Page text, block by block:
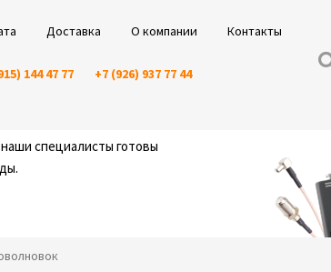
Доставка О компании Контакты
144 47 77 +7 (926) 937 77 44
специалисты готовы